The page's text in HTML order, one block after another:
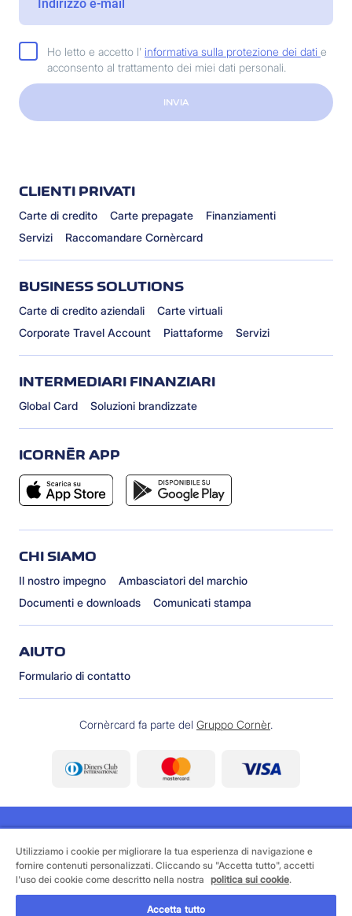
Ho letto e accetto l' informativa sulla protezione dei dati e
acconsento al trattamento dei miei dati personali.
INVIA
CLIENTI PRIVATI
Carte di credito Carte prepagate
Finanziamenti
Servizi
Raccomandare Cornèrcard
BUSINESS SOLUTIONS
Carte di credito aziendali
Carte virtuali
Corporate Travel Account
Piattaforme Servizi
INTERMEDIARI FINANZIARI
Global Card Soluzioni brandizzate
ICORNÈR APP
CHI SIAMO
Il nostro impegno
Ambasciatori del marchio
Documenti e downloads
Comunicati stampa
AIUTO
Formulario di contatto
Cornèrcard fa parte del Gruppo Cornèr.
©2026 Cornèrcard - Cornèr Banca SA, Cornèrcard,
Via Canova 16, 6901 Lugano
Utilizziamo i cookie per migliorare la tua esperienza di navigazione e
fornire contenuti personalizzati. Cliccando su "Accetta tutto", accetti
l'uso dei cookie come descritto nella nostra politica sui cookie.
Accetta tutto